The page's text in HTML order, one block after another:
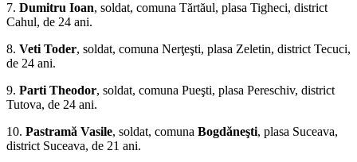
7. Du­mitru Ioan, soldat, comuna Tărtăul, plasa Tigheci, district
Cahul, de 24 ani.
8. Veti Toder, soldat, comuna Nerţeşti, plasa Zeletin, district Tecuci,
de 24 ani.
9. Parti Theodor, soldat, comuna Pueşti, plasa Pereschiv, district
Tutova, de 24 ani.
10. Pastramă Vasile, soldat, comuna Bogdăneşti, plasa Suceava,
dis­trict Suceava, de 21 ani.